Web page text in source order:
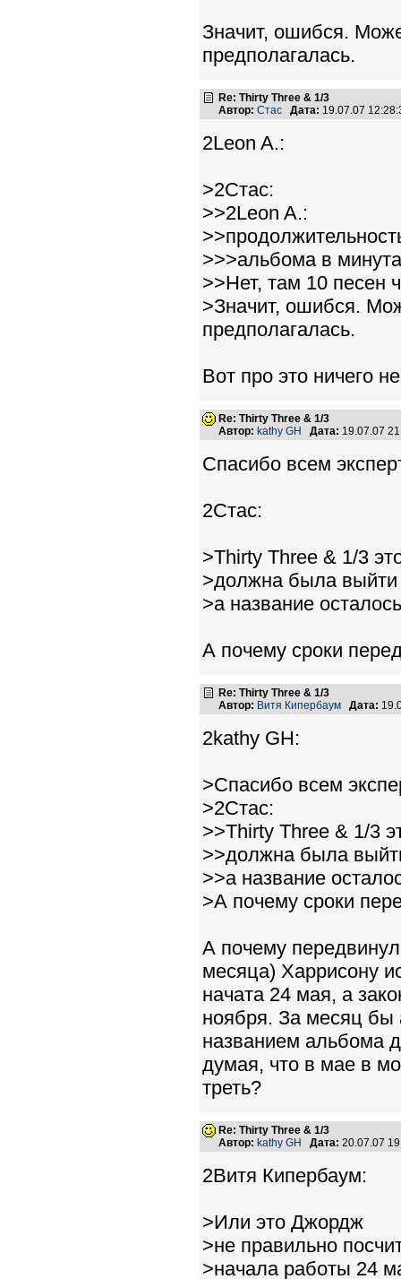
Значит, ошибся.
предполагалась.
Re: Thirty Three & 1/3
Автор: Стас Дата: 19.07.07
2Leon A.:
>2Стас:
>>2Leon A.:
>>>альбома в
>>Нет, там 10 песен
>Значит, ошибся.
предполагалась.
Вот про это ничего
Re: Thirty Three & 1/3
Автор: kathy GH Дата: 19.07.07
Спасибо всем
2Стас:
>Thirty Three & 1/3
>должна была выйти
>а название
А почему сроки
Re: Thirty Three & 1/3
Автор: Витя Кипербаум Дата:
2kathy GH:
>Спасибо всем
>2Стас:
>>Thirty Three & 1/3
>>должна была
>>а название
>А почему сроки
А почему
месяца) Харрисону
начата 24 мая, а
ноября. За месяц бы
названием альбома
думая, что в мае в
треть?
Re: Thirty Three & 1/3
Автор: kathy GH Дата: 20.07.07
2Витя Кипербаум:
>Или это Джордж
>не правильно
>начала работы 24